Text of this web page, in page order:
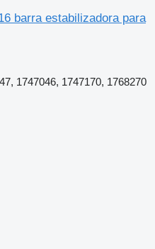
barra estabilizadora para
1747046, 1747170, 1768270